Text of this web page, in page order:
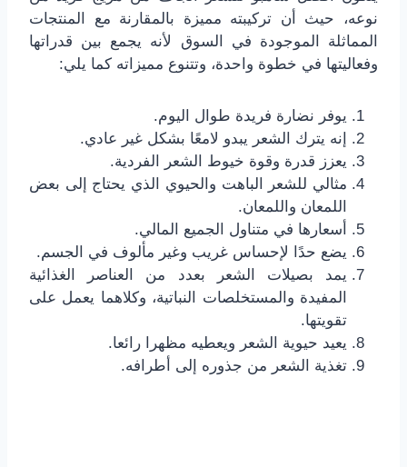
نوعه، حيث أن تركيبته مميزة بالمقارنة مع المنتجات
المماثلة الموجودة في السوق لأنه يجمع بين قدراتها
وفعاليتها في خطوة واحدة، وتتنوع مميزاته كما يلي:
يوفر نضارة فريدة طوال اليوم.
إنه يترك الشعر يبدو لامعًا بشكل غير عادي.
يعزز قدرة وقوة خيوط الشعر الفردية.
مثالي للشعر الباهت والحيوي الذي يحتاج إلى بعض
اللمعان واللمعان.
أسعارها في متناول الجميع المالي.
يضع حدًا لإحساس غريب وغير مألوف في الجسم.
يمد بصيلات الشعر بعدد من العناصر الغذائية
المفيدة والمستخلصات النباتية، وكلاهما يعمل على
تقويتها.
يعيد حيوية الشعر ويعطيه مظهرا رائعا.
تغذية الشعر من جذوره إلى أطرافه.